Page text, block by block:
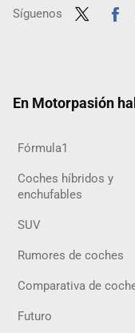
Síguenos
En Motorpasión
Fórmula1
Coches híbridos y
enchufables
SUV
Rumores de coches
Comparativa de
Futuro